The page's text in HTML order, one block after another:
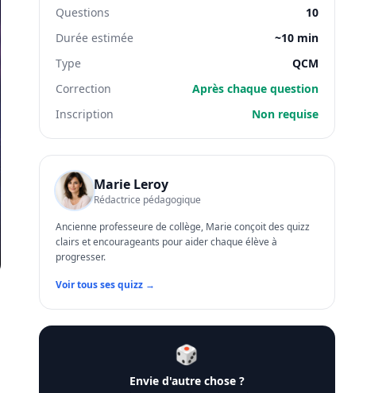
Questions
10
Durée estimée
~10 min
Type
QCM
Correction
Après chaque question
Inscription
Non requise
Marie Leroy
Rédactrice pédagogique
Ancienne professeure de collège, Marie conçoit des quizz
clairs et encourageants pour aider chaque élève à
progresser.
Voir tous ses quizz →
🎲
Envie d'autre chose ?